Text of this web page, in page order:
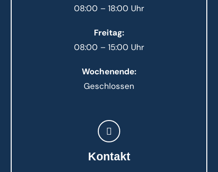
08:00 – 18:00 Uhr
Freitag:
08:00 – 15:00 Uhr
Wochenende:
Geschlossen
Kontakt